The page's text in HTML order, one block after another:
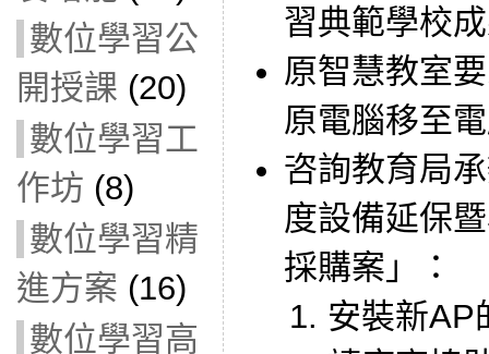
數位學習公
開授課 (20)
數位學習工
作坊 (8)
數位學習精
進方案 (16)
數位學習高
習典範學校
原智慧教室
原電腦移至
咨詢教育局
度設備延保
採購案」：
安裝新AP